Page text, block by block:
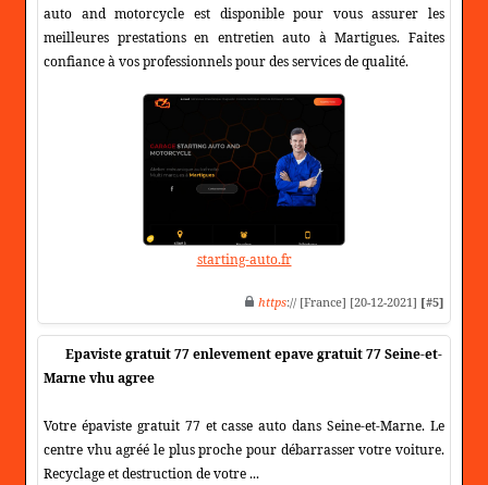
auto and motorcycle est disponible pour vous assurer les
meilleures prestations en entretien auto à Martigues. Faites
confiance à vos professionnels pour des services de qualité.
starting-auto.fr
https:// [France] [20-12-2021] [#5]
Epaviste gratuit 77 enlevement epave gratuit 77 Seine-et-
Marne vhu agree
Votre épaviste gratuit 77 et casse auto dans Seine-et-Marne. Le
centre vhu agréé le plus proche pour débarrasser votre voiture.
Recyclage et destruction de votre ...